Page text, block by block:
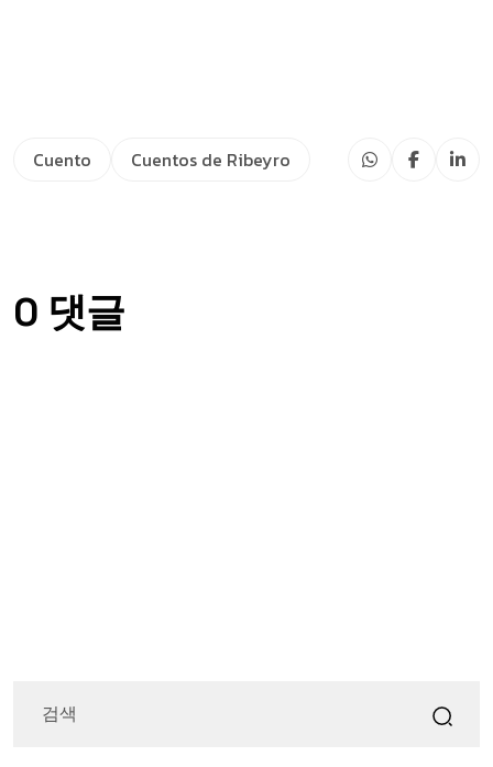
Cuento Cuentos de Ribeyro
0 댓글